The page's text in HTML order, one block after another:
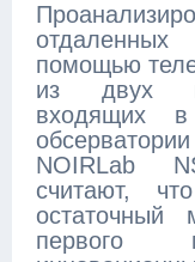
помощью
из двух
входящих в
NOIRLab
считают,
остаточный
первого